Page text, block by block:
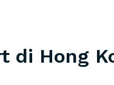
di Hong